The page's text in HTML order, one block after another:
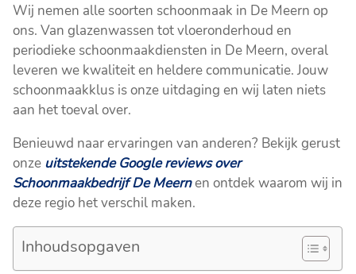
Wij nemen alle soorten schoonmaak in De Meern op
ons. Van glazenwassen tot vloeronderhoud en
periodieke schoonmaakdiensten in De Meern, overal
leveren we kwaliteit en heldere communicatie. Jouw
schoonmaakklus is onze uitdaging en wij laten niets
aan het toeval over.
Benieuwd naar ervaringen van anderen? Bekijk gerust
onze uitstekende Google reviews over
Schoonmaakbedrijf De Meernen ontdek waarom wij in
deze regio het verschil maken.
Inhoudsopgaven